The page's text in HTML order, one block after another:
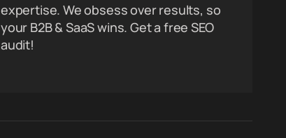
expertise. We obsess over results, so
your B2B & SaaS wins. Get a free SEO
audit!